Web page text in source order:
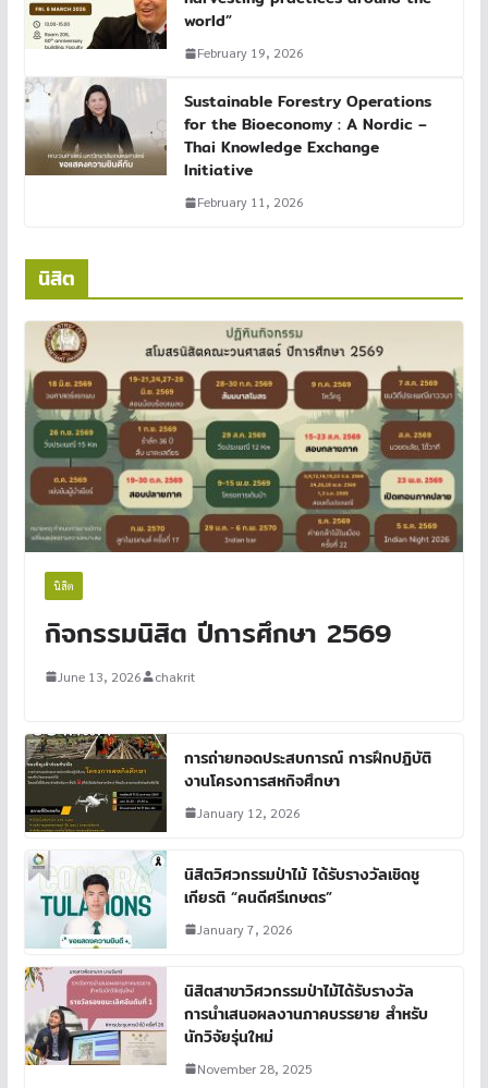
world”
February 19, 2026
Sustainable Forestry Operations
for the Bioeconomy : A Nordic –
Thai Knowledge Exchange
Initiative
February 11, 2026
นิสิต
นิสิต
กิจกรรมนิสิต ปีการศึกษา 2569
June 13, 2026 chakrit
การถ่ายทอดประสบการณ์ การฝึกปฎิบัติ
งานโครงการสหกิจศึกษา
January 12, 2026
นิสิตวิศวกรรมป่าไม้ ได้รับรางวัลเชิดชู
เกียรติ “คนดีศรีเกษตร”
January 7, 2026
นิสิตสาขาวิศวกรรมป่าไม้ได้รับรางวัล
การนำเสนอผลงานภาคบรรยาย สำหรับ
นักวิจัยรุ่นใหม่
November 28, 2025